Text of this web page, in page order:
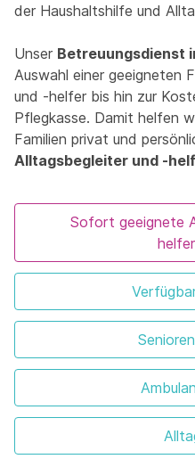
der Haushaltshilfe und
Unser Betreuungsdienst
Auswahl einer geeigneten
und -helfer bis hin zur
Pflegkasse. Damit helfen
Familien privat und
Alltagsbegleiter und -
Sofort geeignete